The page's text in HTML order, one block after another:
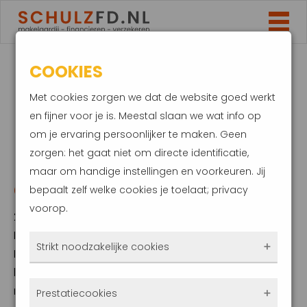
HOGERE
HYPOTHEEKRENTE
DOOR ONRUST OP DE
OLIEMARKT?
23 juni 2025
De spanningen in het Midden-Oosten tussen
Israël, Iran en de Verenigde Staten hebben
hun effect op de olieprijs niet gemist. Door
recente aanvallen en dreigende escalaties is
COOKIES
Met cookies zorgen we dat de website goed werkt
en fijner voor je is. Meestal slaan we wat info op
om je ervaring persoonlijker te maken. Geen
zorgen: het gaat niet om directe identificatie,
maar om handige instellingen en voorkeuren. Jij
bepaalt zelf welke cookies je toelaat; privacy
voorop.
Strikt noodzakelijke cookies
Prestatiecookies